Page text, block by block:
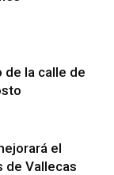
de la calle de
el
de Vallecas